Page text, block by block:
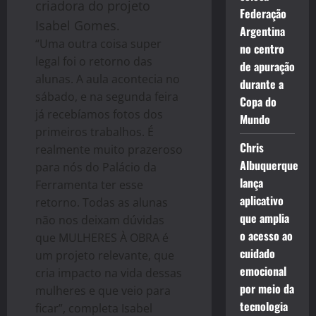
criadora do projeto
Isabel Gomes.​
“Uma outra coisa super
legal foi o retorno das
alunas. A aula acontecia no
sábado, e na segunda feira
já recebíamos fotos dos
primeiros trabalhos. É
realmente muito prazeroso
para nós do Palácio da
Ferramenta ter esse
retorno. Todas as alunas
não nos deixam dúvidas
que MULHERES À OBRA é
um projeto relevante, que
cria impacto na vida dessas
mulheres e que veio para
ficar”, completa Isabel
Federação
Argentina
no centro
de apuração
durante a
Copa do
Mundo
Chris
Albuquerque
lança
aplicativo
que amplia
o acesso ao
cuidado
emocional
por meio da
tecnologia